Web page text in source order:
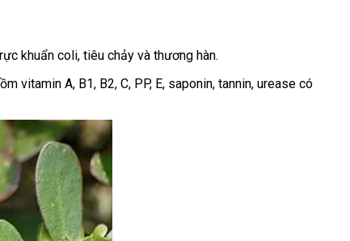
khuẩn coli, tiêu chảy và thương hàn.
vitamin A, B1, B2, C, PP, E, saponin, tannin, urease có